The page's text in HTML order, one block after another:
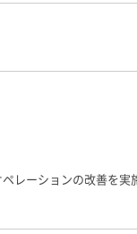
レーションの改善を実